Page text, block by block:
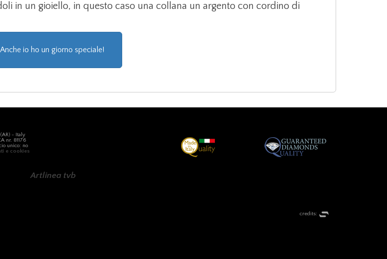
in un gioiello, in questo caso una collana un argento con cordino di
Anche io ho un giorno speciale!
- Italy
nr. 81176
unico: no
e cookies
Artlinea tvb
credits: